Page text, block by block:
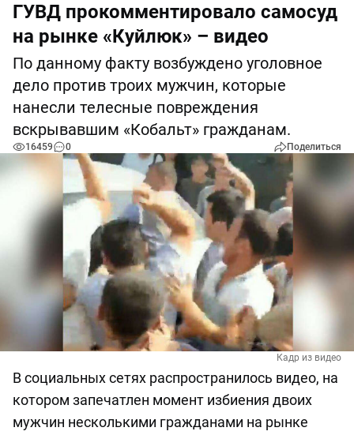
ГУВД прокомментировало самосуд
на рынке «Куйлюк» – видео
По данному факту возбуждено уголовное
дело против троих мужчин, которые
нанесли телесные повреждения
вскрывавшим «Кобальт» гражданам.
16459 0 Поделиться
Кадр из видео
В социальных сетях распространилось видео, на
котором запечатлен момент избиения двоих
мужчин несколькими гражданами на рынке